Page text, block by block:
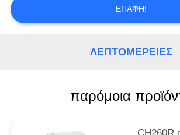
VR
ΕΠΑΦΉ!
ΛΕΠΤΟΜΈΡΕΙΕΣ
παρόμοια